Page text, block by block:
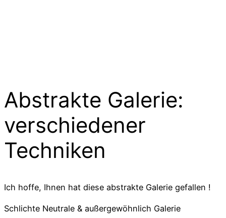
Abstrakte Galerie:
verschiedener
Techniken
Ich hoffe, Ihnen hat diese abstrakte Galerie gefallen !
Schlichte Neutrale & außergewöhnlich Galerie